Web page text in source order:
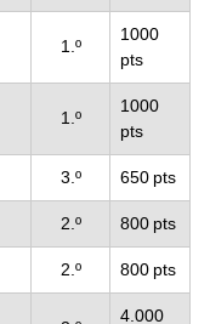
1.º
1000
pts
1.º
1000
pts
3.º 650 pts
2.º 800 pts
2.º 800 pts
4.000